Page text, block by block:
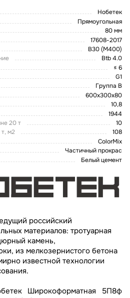
Нобетек
Прямоугольная
80 мм
17608-2017
В30 (М400)
Btb 4.0
≤ 6
G1
Группа В
600х300х80
10,8
1944
20 т
10
м2
108
ColorMix
Частичный прокрас
Белый цемент
российский
материалов: тротуарная
камень,
из мелкозернистого бетона
известной технологии
Широкоформатная 5П8ф